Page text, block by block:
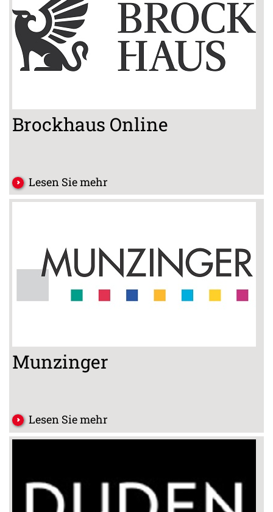
Brockhaus Online
Lesen Sie mehr
Munzinger
Lesen Sie mehr